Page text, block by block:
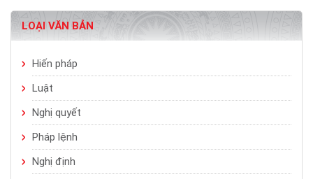
LOẠI VĂN BẢN
Hiến pháp
Luật
Nghị quyết
Pháp lệnh
Nghị định